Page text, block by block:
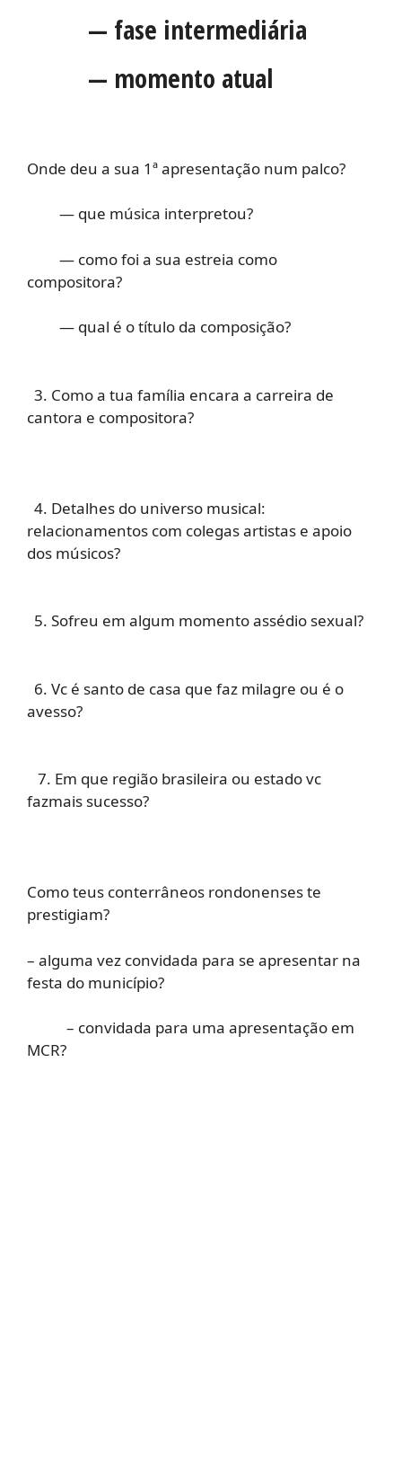
— fase intermediária
— momento atual
Onde deu a sua 1ª apresentação num palco?
— que música interpretou?
— como foi a sua estreia como
compositora?
— qual é o título da composição?
3. Como a tua família encara a carreira de
cantora e compositora?
4. Detalhes do universo musical:
relacionamentos com colegas artistas e apoio
dos músicos?
5. Sofreu em algum momento assédio sexual?
6. Vc é santo de casa que faz milagre ou é o
avesso?
7. Em que região brasileira ou estado vc
fazmais sucesso?
Como teus conterrâneos rondonenses te
prestigiam?
– alguma vez convidada para se apresentar na
festa do município?
– convidada para uma apresentação em
MCR?